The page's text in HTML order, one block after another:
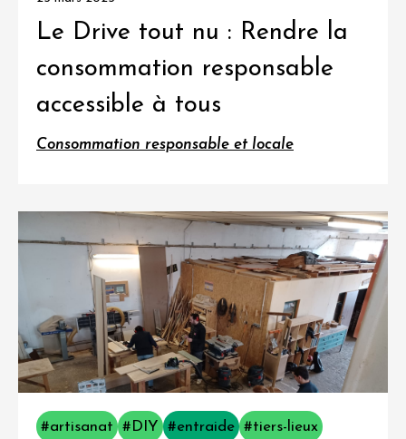
Le Drive tout nu : Rendre la
consommation responsable
accessible à tous
Consommation responsable et locale
#artisanat #DIY #entraide #tiers-lieux